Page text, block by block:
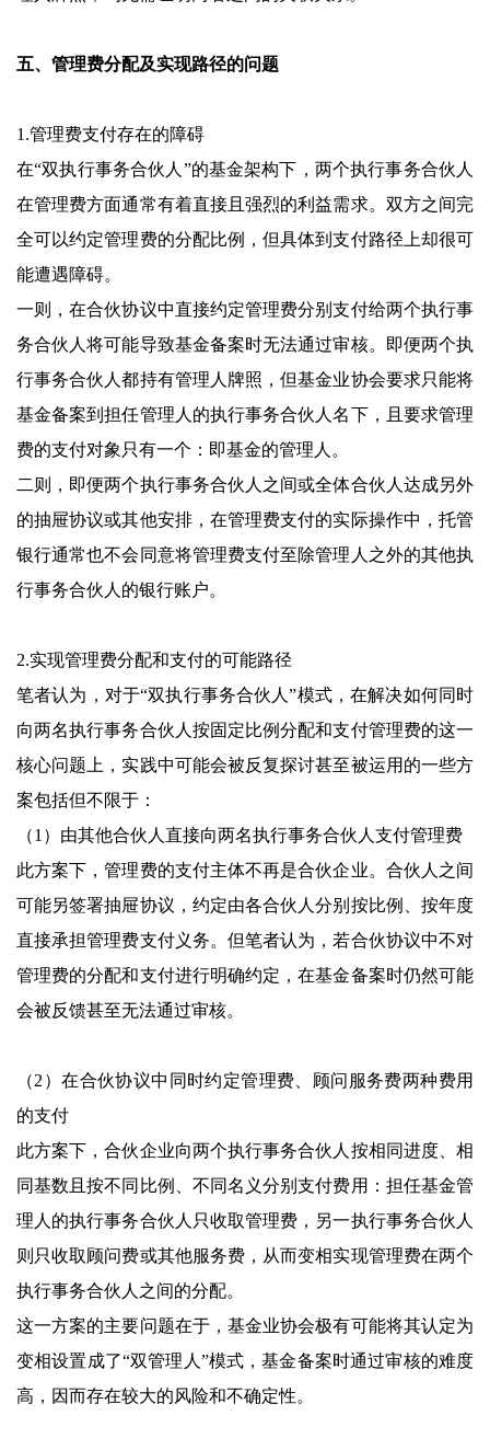
五、管理费分配及实现路径的问题
1.管理费支付存在的障碍
在“双执行事务合伙人”的基金架构下，两个执行事务合伙人
在管理费方面通常有着直接且强烈的利益需求。双方之间完
全可以约定管理费的分配比例，但具体到支付路径上却很可
能遭遇障碍。
一则，在合伙协议中直接约定管理费分别支付给两个执行事
务合伙人将可能导致基金备案时无法通过审核。即便两个执
行事务合伙人都持有管理人牌照，但基金业协会要求只能将
基金备案到担任管理人的执行事务合伙人名下，且要求管理
费的支付对象只有一个：即基金的管理人。
二则，即便两个执行事务合伙人之间或全体合伙人达成另外
的抽屉协议或其他安排，在管理费支付的实际操作中，托管
银行通常也不会同意将管理费支付至除管理人之外的其他执
行事务合伙人的银行账户。
2.实现管理费分配和支付的可能路径
笔者认为，对于“双执行事务合伙人”模式，在解决如何同时
向两名执行事务合伙人按固定比例分配和支付管理费的这一
核心问题上，实践中可能会被反复探讨甚至被运用的一些方
案包括但不限于：
（1）由其他合伙人直接向两名执行事务合伙人支付管理费
此方案下，管理费的支付主体不再是合伙企业。合伙人之间
可能另签署抽屉协议，约定由各合伙人分别按比例、按年度
直接承担管理费支付义务。但笔者认为，若合伙协议中不对
管理费的分配和支付进行明确约定，在基金备案时仍然可能
会被反馈甚至无法通过审核。
（2）在合伙协议中同时约定管理费、顾问服务费两种费用
的支付
此方案下，合伙企业向两个执行事务合伙人按相同进度、相
同基数且按不同比例、不同名义分别支付费用：担任基金管
理人的执行事务合伙人只收取管理费，另一执行事务合伙人
则只收取顾问费或其他服务费，从而变相实现管理费在两个
执行事务合伙人之间的分配。
这一方案的主要问题在于，基金业协会极有可能将其认定为
变相设置成了“双管理人”模式，基金备案时通过审核的难度
高，因而存在较大的风险和不确定性。